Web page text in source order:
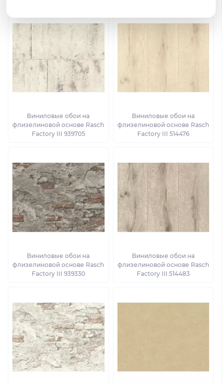
Виниловые обои на
флизелиновой основе Rasch
Factory III 939705
Виниловые обои на
флизелиновой основе Rasch
Factory III 514476
Виниловые обои на
флизелиновой основе Rasch
Factory III 939330
Виниловые обои на
флизелиновой основе Rasch
Factory III 514483